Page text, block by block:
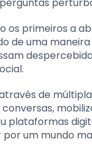
os primeiros a
de uma
de
plataformas
um mundo